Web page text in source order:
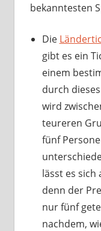
bekanntesten
Die
gibt es ein
einem
durch
wird
teureren
fünf
lässt es
denn der
nur fünf
nachdem,